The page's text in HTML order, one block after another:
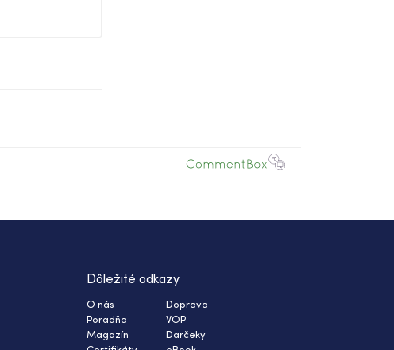
Dôležité odkazy
O nás
Poradňa
Magazín
Doprava
VOP
Darčeky